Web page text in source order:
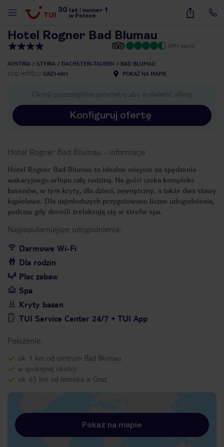
30 lat numer 1
w Polsce
24
Hotel Rogner Bad Blumau
(891 opinii)
AUSTRIA STYRIA DACHSTEIN-TAUERN
BAD BLUMAU
KOD HOTELU GRZ14001 POKAŻ NA MAPIE
Określ poszczególne parametry aby wyświetlić ofertę
Konfiguruj ofertę
Hotel Rogner Bad Blumau - informacje
Hotel Rogner Bad Blumau to idealne miejsce na spędzenie
wakacyjnego urlopu całą rodziną. Na gości czeka kompleks
basenów, w tym kryty, dla dzieci, zewnętrzny, a także dwa stawy
kąpielowe. Dla najmłodszych przygotowano liczne udogodnienia,
podczas gdy dorośli zrelaksują się w strefie spa.
Najpopularniejsze udogodnienia:
Darmowe Wi-Fi
Dla rodzin
Plac zabaw
Spa
Kryty basen
TUI Service Center 24/7 + TUI App
Położenie:
ok. 1 km od centrum Bad Blumau
w spokojnej okolicy
ok. 65 km od lotniska w Graz
Pokaż na mapie